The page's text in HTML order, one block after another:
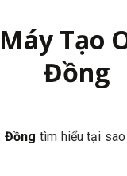
Tạo
Đồng
Đồng tìm hiểu tại